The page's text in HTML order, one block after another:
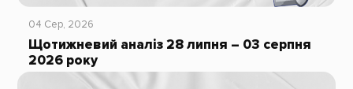
04 Сер, 2026
Щотижневий аналіз 28 липня – 03 серпня
2026 року